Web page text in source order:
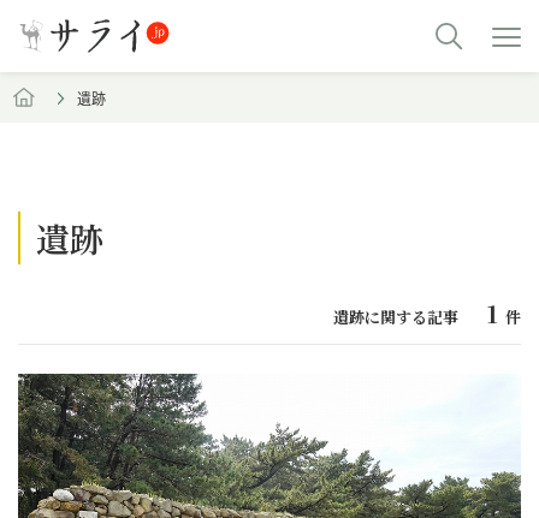
遺跡
遺跡
遺跡に関する記事 1 件